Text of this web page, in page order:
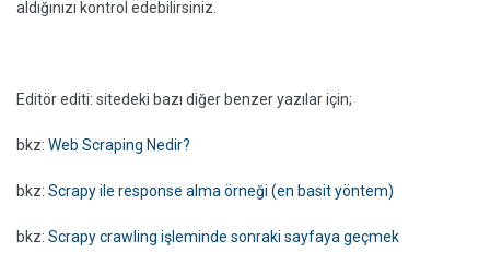
aldığınızı kontrol edebilirsiniz.
Editör editi: sitedeki bazı diğer benzer yazılar için;
bkz: Web Scraping Nedir?
bkz: Scrapy ile response alma örneği (en basit yöntem)
bkz: Scrapy crawling işleminde sonraki sayfaya geçmek